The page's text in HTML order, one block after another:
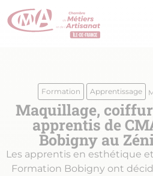
Aller
au
Formation Apprentissage
Maquillage,
apprentis de
Bobigny au
Les apprentis en esthétique
Formation Bobigny ont